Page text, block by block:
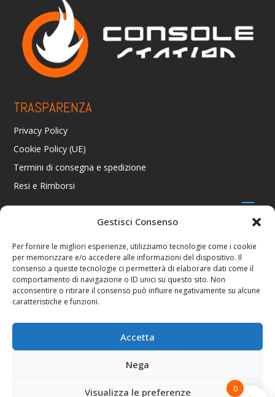
Gestisci Consenso
Per fornire le migliori esperienze, utilizziamo tecnologie come i cookie
per memorizzare e/o accedere alle informazioni del dispositivo. Il
consenso a queste tecnologie ci permetterà di elaborare dati come il
comportamento di navigazione o ID unici su questo sito. Non
acconsentire o ritirare il consenso può influire negativamente su alcune
caratteristiche e funzioni.
Accetta
Nega
Visualizza le preferenze
TRASPARENZA
Privacy Policy
Cookie Policy (UE)
Termini di consegna e spedizione
Resi e Rimborsi
CONTATTI
Via R. Giuliani 70/c Rosso, 50141 Firenze FI
+39 055 4289002 / +39 392 2343100
info@consolestation.it
P.Iva 04990180483
0